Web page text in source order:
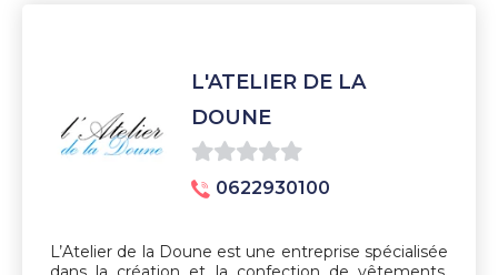
L'ATELIER DE LA
DOUNE
0
5
0622930100
L’Atelier de la Doune est une entreprise spécialisée